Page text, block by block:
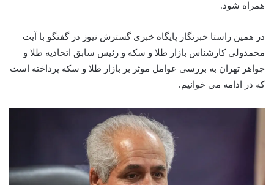
همراه شود.
در همین راستا خبرنگار پایگاه خبری گسترش نیوز در گفتگو با آیت
محمدولی کارشناس بازار طلا و سکه و رئیس سابق اتحادیه طلا و
جواهر تهران به بررسی عوامل موثر بر بازار طلا و سکه پرداخته است
که در ادامه می خوانیم.